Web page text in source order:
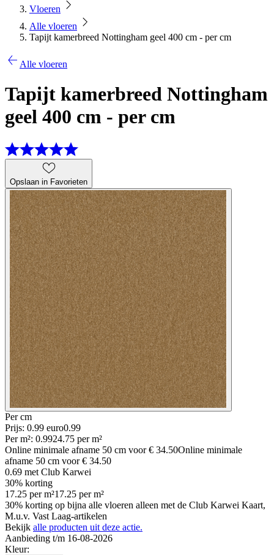
Vloeren
Alle vloeren
Tapijt kamerbreed Nottingham geel 400 cm - per cm
Alle vloeren
Tapijt kamerbreed Nottingham
geel 400 cm - per cm
Opslaan in Favorieten
Per cm
Prijs: 0.99 euro0.99
Per m²: 0.9924.75 per m²
Online minimale afname 50 cm voor€ 34.50Online minimale
afname 50 cm voor€ 34.50
0.69 met Club Karwei
30% korting
17.25 per m²17.25 per m²
30% korting op bijna alle vloeren alleen met de Club Karwei Kaart,
M.u.v. Vast Laag-artikelen
Bekijk alle producten uit deze actie.
Aanbieding t/m 16-08-2026
Kleur: